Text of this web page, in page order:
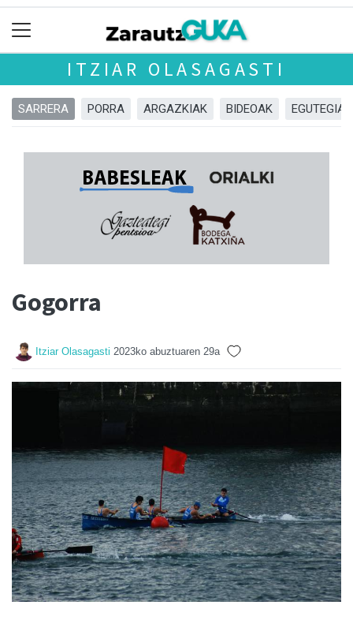
ITZIAR OLASAGASTI
SARRERA PORRA ARGAZKIAK BIDEOAK EGUTEGIA
Gogorra
Itziar Olasagasti 2023ko abuztuaren 29a